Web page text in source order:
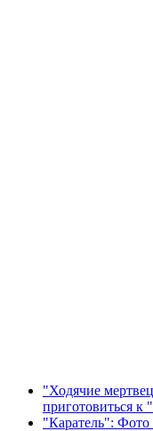
"Ходячие
приготовиться к
"Каратель": Фото